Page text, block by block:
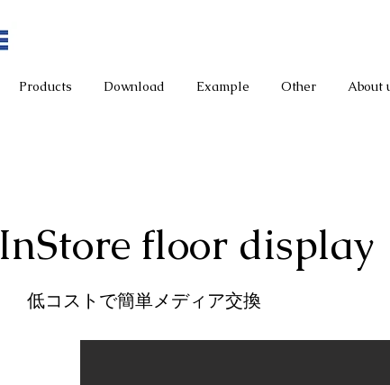
Products Download Example Other About
InStore floor display
低コストで簡単メディア交換